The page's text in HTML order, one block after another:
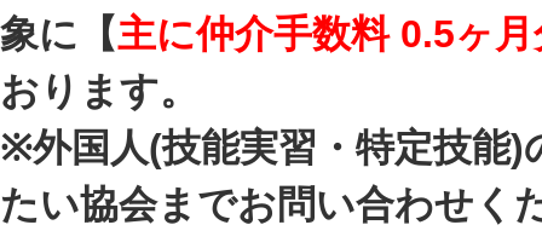
象に【主に仲介手数料 0.5ヶ
おります。
※外国人(技能実習・特定技能
たい協会までお問い合わせく